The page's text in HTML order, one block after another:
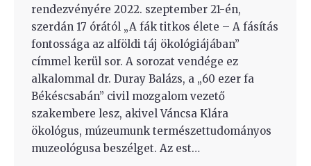
rendezvényére 2022. szeptember 21-én,
szerdán 17 órától „A fák titkos élete – A fásítás
fontossága az alföldi táj ökológiájában”
címmel kerül sor. A sorozat vendége ez
alkalommal dr. Duray Balázs, a „60 ezer fa
Békéscsabán” civil mozgalom vezető
szakembere lesz, akivel Váncsa Klára
ökológus, múzeumunk természettudományos
muzeológusa beszélget. Az est…